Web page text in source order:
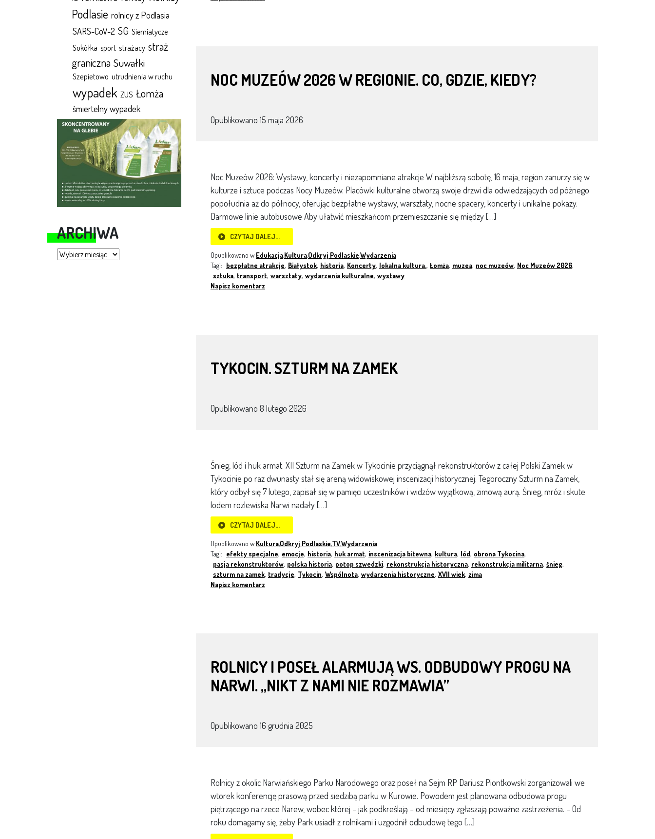
Podlasie rolnicy z Podlasia
SARS-CoV-2 SG Siemiatycze
Sokółka sport strażacy straż
graniczna Suwałki
Szepietowo utrudnienia w ruchu
wypadek ZUS Łomża
śmiertelny wypadek
ARCHIWA
Archiwa
NOC MUZEÓW 2026 W REGIONIE. CO, GDZIE, KIEDY?
Opublikowano 15 maja 2026
Noc Muzeów 2026: Wystawy, koncerty i niezapomniane atrakcje W najbliższą sobotę, 16 maja, region zanurzy się w
kulturze i sztuce podczas Nocy Muzeów. Placówki kulturalne otworzą swoje drzwi dla odwiedzających od późnego
popołudnia aż do północy, oferując bezpłatne wystawy, warsztaty, nocne spacery, koncerty i unikalne pokazy.
Darmowe linie autobusowe Aby ułatwić mieszkańcom przemieszczanie się między […]
CZYTAJ DALEJ…
Opublikowano w Edukacja,Kultura,Odkryj Podlaskie,Wydarzenia
Tagi: bezpłatne atrakcje, Białystok, historia, Koncerty, lokalna kultura., Łomża, muzea, noc muzeów, Noc Muzeów 2026,
sztuka, transport, warsztaty, wydarzenia kulturalne, wystawy
Napisz komentarz
TYKOCIN. SZTURM NA ZAMEK
Opublikowano 8 lutego 2026
Śnieg, lód i huk armat. XII Szturm na Zamek w Tykocinie przyciągnął rekonstruktorów z całej Polski Zamek w
Tykocinie po raz dwunasty stał się areną widowiskowej inscenizacji historycznej. Tegoroczny Szturm na Zamek,
który odbył się 7 lutego, zapisał się w pamięci uczestników i widzów wyjątkową, zimową aurą. Śnieg, mróz i skute
lodem rozlewiska Narwi nadały […]
CZYTAJ DALEJ…
Opublikowano w Kultura,Odkryj Podlaskie,TV,Wydarzenia
Tagi: efekty specjalne, emocje, historia, huk armat, inscenizacja bitewna, kultura, lód, obrona Tykocina,
pasja rekonstruktorów, polska historia, potop szwedzki, rekonstrukcja historyczna, rekonstrukcja militarna, śnieg,
szturm na zamek, tradycje, Tykocin, Wspólnota, wydarzenia historyczne, XVII wiek, zima
Napisz komentarz
ROLNICY I POSEŁ ALARMUJĄ WS. ODBUDOWY PROGU NA
NARWI. „NIKT Z NAMI NIE ROZMAWIA”
Opublikowano 16 grudnia 2025
Rolnicy z okolic Narwiańskiego Parku Narodowego oraz poseł na Sejm RP Dariusz Piontkowski zorganizowali we
wtorek konferencję prasową przed siedzibą parku w Kurowie. Powodem jest planowana odbudowa progu
piętrzącego na rzece Narew, wobec której – jak podkreślają – od miesięcy zgłaszają poważne zastrzeżenia. – Od
roku domagamy się, żeby Park usiadł z rolnikami i uzgodnił odbudowę tego […]